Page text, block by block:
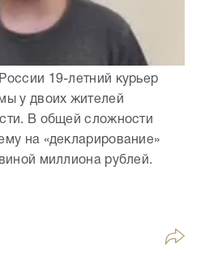
19-летний курьер
у двоих жителей
В общей сложности
на «декларирование»
миллиона рублей.